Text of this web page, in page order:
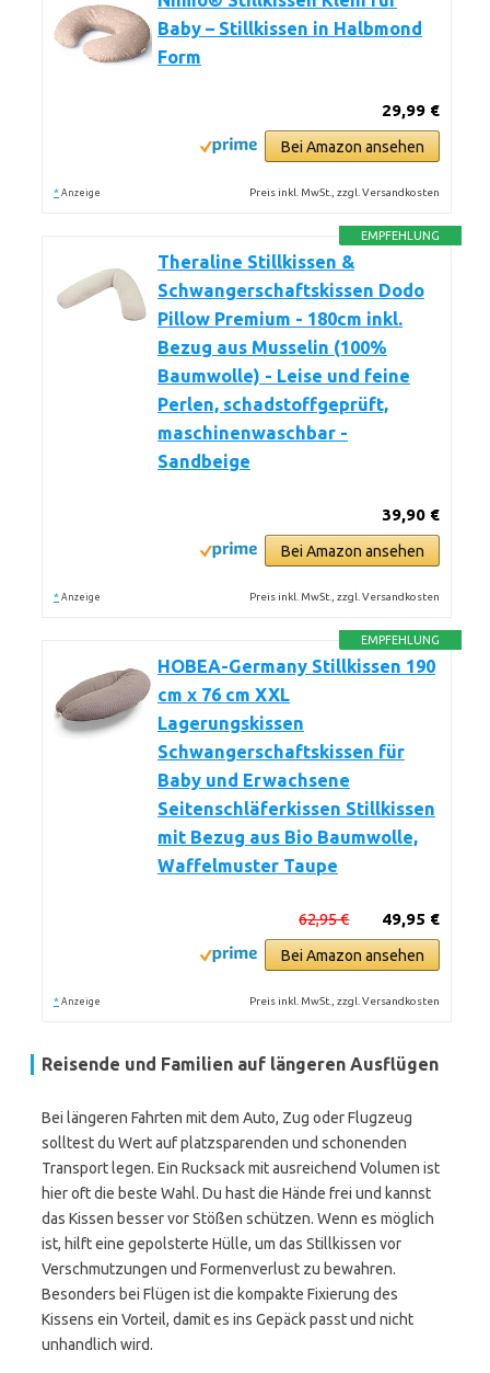
Baby – Stillkissen in Halbmond
Form
29,99 €
Bei Amazon ansehen
* Anzeige Preis inkl. MwSt., zzgl. Versandkosten
EMPFEHLUNG
Theraline Stillkissen &
Schwangerschaftskissen Dodo
Pillow Premium - 180cm inkl.
Bezug aus Musselin (100%
Baumwolle) - Leise und feine
Perlen, schadstoffgeprüft,
maschinenwaschbar -
Sandbeige
39,90 €
Bei Amazon ansehen
* Anzeige Preis inkl. MwSt., zzgl. Versandkosten
EMPFEHLUNG
HOBEA-Germany Stillkissen 190
cm x 76 cm XXL
Lagerungskissen
Schwangerschaftskissen für
Baby und Erwachsene
Seitenschläferkissen Stillkissen
mit Bezug aus Bio Baumwolle,
Waffelmuster Taupe
49,95 €
62,95 €
Bei Amazon ansehen
* Anzeige Preis inkl. MwSt., zzgl. Versandkosten
Reisende und Familien auf längeren Ausflügen
Bei längeren Fahrten mit dem Auto, Zug oder Flugzeug
solltest du Wert auf platzsparenden und schonenden
Transport legen. Ein Rucksack mit ausreichend Volumen ist
hier oft die beste Wahl. Du hast die Hände frei und kannst
das Kissen besser vor Stößen schützen. Wenn es möglich
ist, hilft eine gepolsterte Hülle, um das Stillkissen vor
Verschmutzungen und Formenverlust zu bewahren.
Besonders bei Flügen ist die kompakte Fixierung des
Kissens ein Vorteil, damit es ins Gepäck passt und nicht
unhandlich wird.